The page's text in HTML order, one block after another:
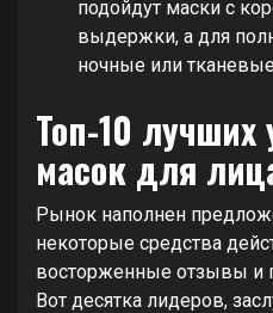
подойдут маски с
выдержки, а для
ночные или
Топ-10
масок для
Рынок наполнен
некоторые средства
восторженные отзывы и
Вот десятка лидеров,